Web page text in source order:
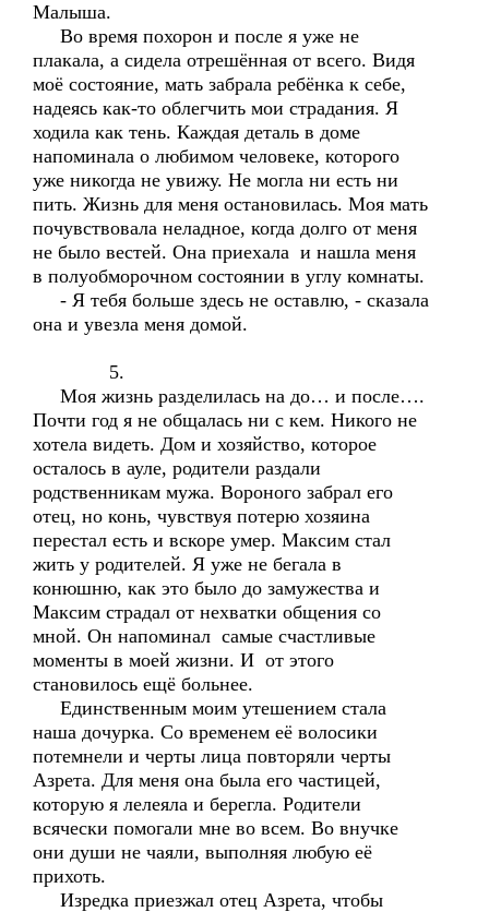
Малыша.
Во время похорон и после я уже не
плакала, а сидела отрешённая от всего. Видя
моё состояние, мать забрала ребёнка к себе,
надеясь как-то облегчить мои страдания. Я
ходила как тень. Каждая деталь в доме
напоминала о любимом человеке, которого
уже никогда не увижу. Не могла ни есть ни
пить. Жизнь для меня остановилась. Моя мать
почувствовала неладное, когда долго от меня
не было вестей. Она приехала и нашла меня
в полуобморочном состоянии в углу комнаты.
- Я тебя больше здесь не оставлю, - сказала
она и увезла меня домой.
5.
Моя жизнь разделилась на до… и после….
Почти год я не общалась ни с кем. Никого не
хотела видеть. Дом и хозяйство, которое
осталось в ауле, родители раздали
родственникам мужа. Вороного забрал его
отец, но конь, чувствуя потерю хозяина
перестал есть и вскоре умер. Максим стал
жить у родителей. Я уже не бегала в
конюшню, как это было до замужества и
Максим страдал от нехватки общения со
мной. Он напоминал самые счастливые
моменты в моей жизни. И от этого
становилось ещё больнее.
Единственным моим утешением стала
наша дочурка. Со временем её волосики
потемнели и черты лица повторяли черты
Азрета. Для меня она была его частицей,
которую я лелеяла и берегла. Родители
всячески помогали мне во всем. Во внучке
они души не чаяли, выполняя любую её
прихоть.
Изредка приезжал отец Азрета, чтобы